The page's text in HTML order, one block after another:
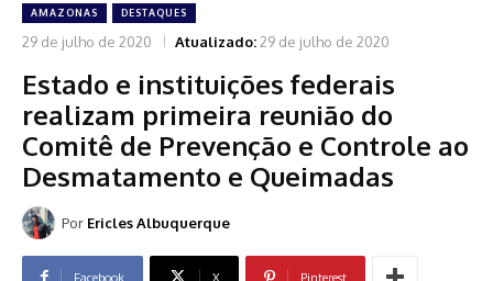
AMAZONAS DESTAQUES
29 de julho de 2020 Atualizado:29 de julho de 2020
Estado e instituições federais
realizam primeira reunião do
Comitê de Prevenção e Controle ao
Desmatamento e Queimadas
Por Ericles Albuquerque
Facebook X Pinterest